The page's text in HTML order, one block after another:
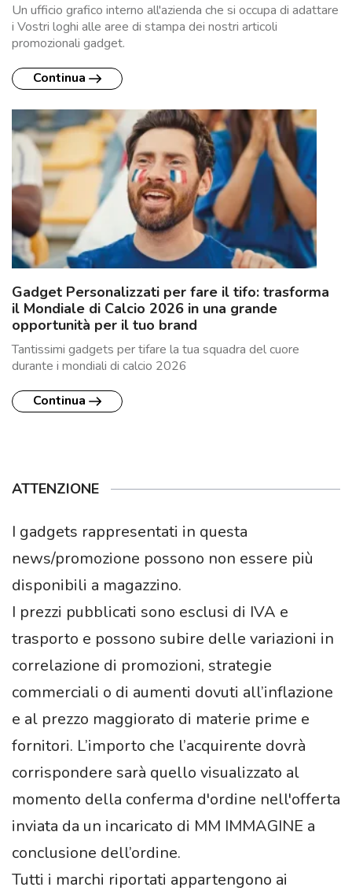
Un ufficio grafico interno all'azienda che si occupa di adattare
i Vostri loghi alle aree di stampa dei nostri articoli
promozionali gadget.
Continua
Gadget Personalizzati per fare il tifo: trasforma
il Mondiale di Calcio 2026 in una grande
opportunità per il tuo brand
Tantissimi gadgets per tifare la tua squadra del cuore
durante i mondiali di calcio 2026
Continua
ATTENZIONE
I gadgets rappresentati in questa
news/promozione possono non essere più
disponibili a magazzino.
I prezzi pubblicati sono esclusi di IVA e
trasporto e possono subire delle variazioni in
correlazione di promozioni, strategie
commerciali o di aumenti dovuti all’inflazione
e al prezzo maggiorato di materie prime e
fornitori. L’importo che l’acquirente dovrà
corrispondere sarà quello visualizzato al
momento della conferma d'ordine nell'offerta
inviata da un incaricato di MM IMMAGINE a
conclusione dell’ordine.
Tutti i marchi riportati appartengono ai